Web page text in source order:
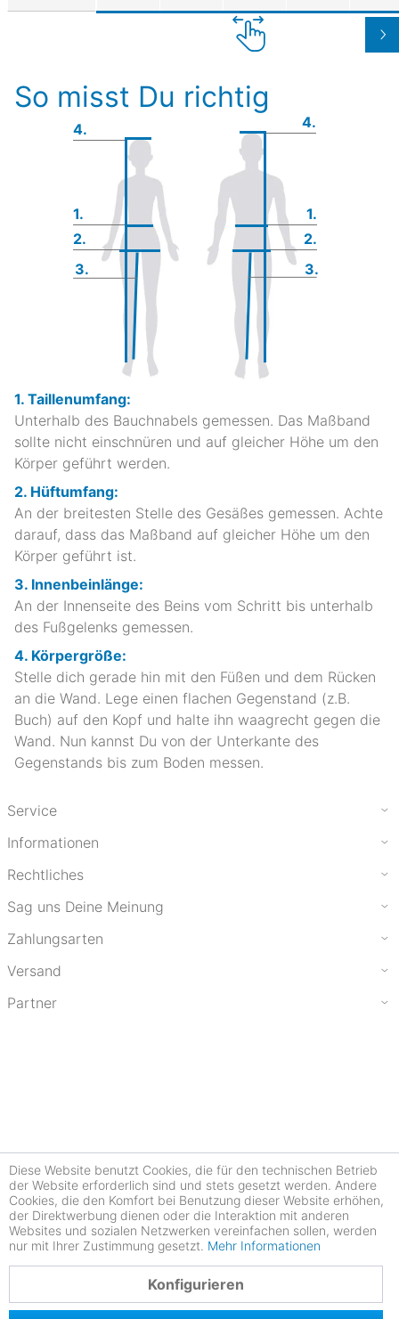
So misst Du richtig
1.
1.
2.
2.
3.
3.
4. 4.
1. Taillenumfang:
Unterhalb des Bauchnabels gemessen. Das Maßband
sollte nicht einschnüren und auf gleicher Höhe um den
Körper geführt werden.
2. Hüftumfang:
An der breitesten Stelle des Gesäßes gemessen. Achte
darauf, dass das Maßband auf gleicher Höhe um den
Körper geführt ist.
3. Innenbeinlänge:
An der Innenseite des Beins vom Schritt bis unterhalb
des Fußgelenks gemessen.
4. Körpergröße:
Stelle dich gerade hin mit den Füßen und dem Rücken
an die Wand. Lege einen flachen Gegenstand (z.B.
Buch) auf den Kopf und halte ihn waagrecht gegen die
Wand. Nun kannst Du von der Unterkante des
Gegenstands bis zum Boden messen.
Service
Informationen
Rechtliches
Sag uns Deine Meinung
Zahlungsarten
Versand
Partner
Diese Website benutzt Cookies, die für den technischen Betrieb
der Website erforderlich sind und stets gesetzt werden. Andere
Cookies, die den Komfort bei Benutzung dieser Website erhöhen,
der Direktwerbung dienen oder die Interaktion mit anderen
Websites und sozialen Netzwerken vereinfachen sollen, werden
nur mit Ihrer Zustimmung gesetzt. Mehr Informationen
Konfigurieren